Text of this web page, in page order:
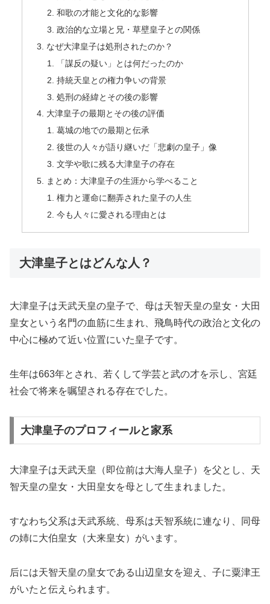
和歌の才能と文化的な影響
政治的な立場と兄・草壁皇子との関係
なぜ大津皇子は処刑されたのか？
「謀反の疑い」とは何だったのか
持統天皇との権力争いの背景
処刑の経緯とその後の影響
大津皇子の最期とその後の評価
葛城の地での最期と伝承
後世の人々が語り継いだ「悲劇の皇子」像
文学や歌に残る大津皇子の存在
まとめ：大津皇子の生涯から学べること
権力と運命に翻弄された皇子の人生
今も人々に愛される理由とは
大津皇子とはどんな人？
大津皇子は天武天皇の皇子で、母は天智天皇の皇女・大田
皇女という名門の血筋に生まれ、飛鳥時代の政治と文化の
中心に極めて近い位置にいた皇子です。
生年は663年とされ、若くして学芸と武の才を示し、宮廷
社会で将来を嘱望される存在でした。
大津皇子のプロフィールと家系
大津皇子は天武天皇（即位前は大海人皇子）を父とし、天
智天皇の皇女・大田皇女を母として生まれました。
すなわち父系は天武系統、母系は天智系統に連なり、同母
の姉に大伯皇女（大来皇女）がいます。
后には天智天皇の皇女である山辺皇女を迎え、子に粟津王
がいたと伝えられます。